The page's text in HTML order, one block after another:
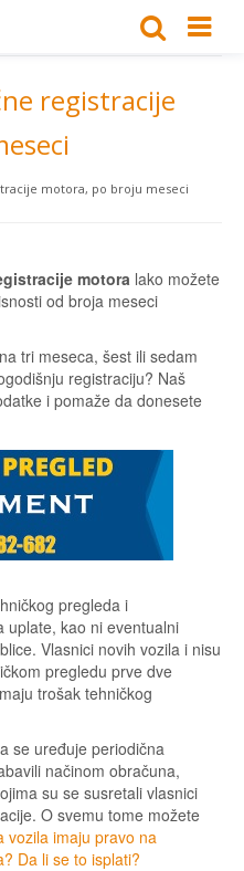
registracije
motora, po broju meseci
motora lako možete
od broja meseci
tri meseca, šest ili sedam
registraciju? Naš
i pomaže da donesete
pregleda i
uplate, kao ni eventualni
Vlasnici novih vozila i nisu
pregledu prve dve
trošak tehničkog
se uređuje periodična
načinom obračuna,
su se susretali vlasnici
O svemu tome možete
vozila imaju pravo na
Da li se to isplati?